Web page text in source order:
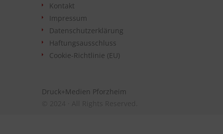
Kontakt
Impressum
Datenschutzerklärung
Haftungsausschluss
Cookie-Richtlinie (EU)
Druck+Medien Pforzheim
© 2024 · All Rights Reserved.